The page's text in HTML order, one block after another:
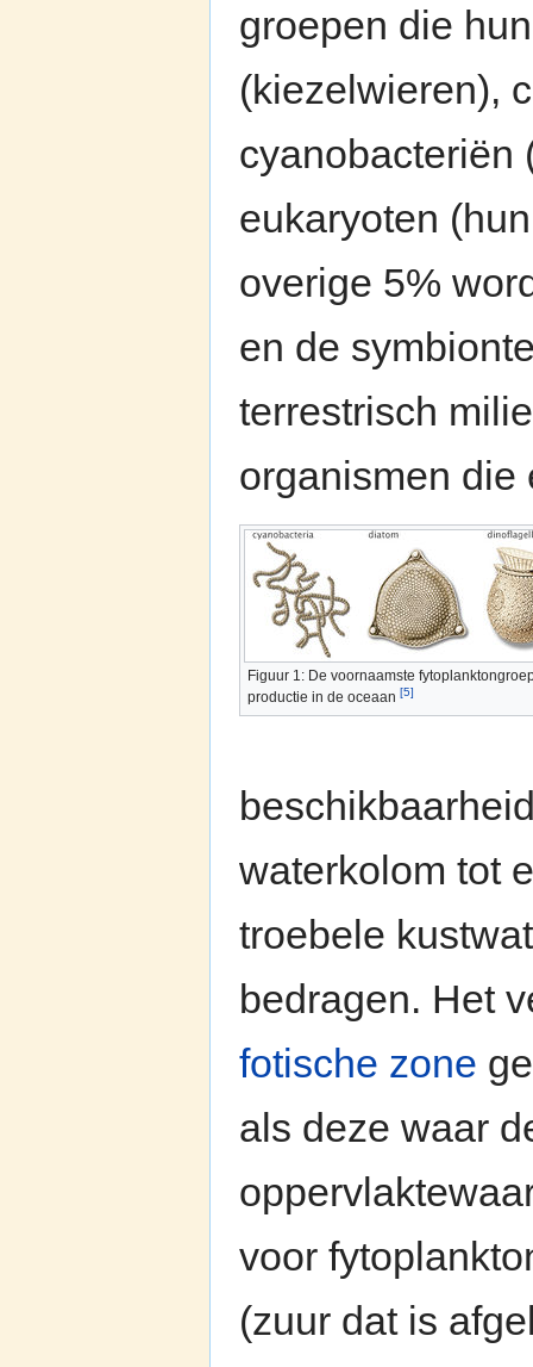
groepen die
(kiezelwieren),
cyanobacteriën
eukaryoten
overige 5%
en de
terrestrisch
organismen die
Figuur 1: De voornaamste
productie in de oceaan [5]
waterkolom tot
troebele
bedragen. Het
fotische zone
als deze waar
voor
(zuur dat is